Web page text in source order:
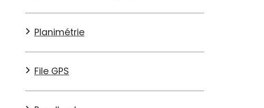
Planimétrie
File GPS